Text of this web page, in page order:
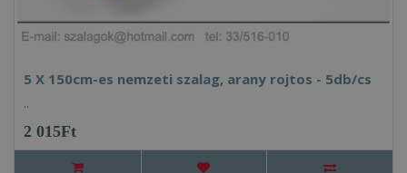
5 X 150cm-es nemzeti szalag, arany rojtos - 5db/cs
..
2 015Ft